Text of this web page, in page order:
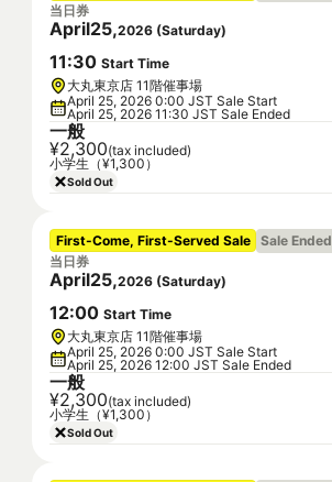
当日券
April25,2026 (Saturday)
11:30 Start Time
大丸東京店 11階催事場
April 25, 2026 0:00 JST Sale Start
April 25, 2026 11:30 JST Sale Ended
一般
¥2,300(tax included)
小学生（¥1,300）
Sold Out
First-Come, First-Served Sale Sale Ended
当日券
April25,2026 (Saturday)
12:00 Start Time
大丸東京店 11階催事場
April 25, 2026 0:00 JST Sale Start
April 25, 2026 12:00 JST Sale Ended
一般
¥2,300(tax included)
小学生（¥1,300）
Sold Out